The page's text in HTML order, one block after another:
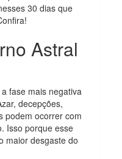
30 dias que
Astral
fase mais negativa
decepções,
podem ocorrer com
Isso porque esse
maior desgaste do